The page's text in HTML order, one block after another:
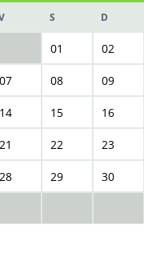
S D
01 02
07 08 09
14 15 16
21 22 23
28 29 30